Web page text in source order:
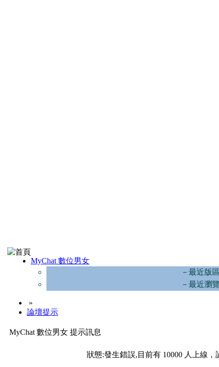
MyChat 數位男女
－最近版
－最近瀏
»
論壇提示
MyChat 數位男女 提示訊息
狀態:發生錯誤,目前有 10000 人上線